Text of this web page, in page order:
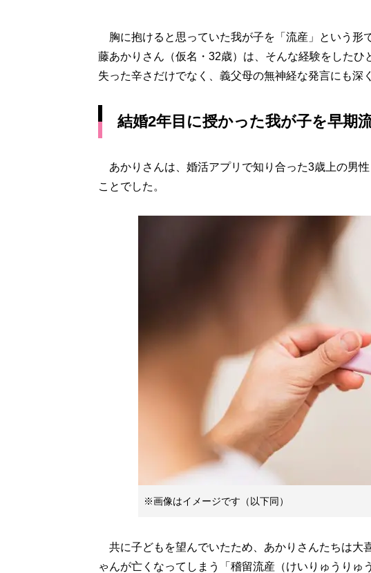
胸に抱けると思っていた我が子を「流産」という形
藤あかりさん（仮名・32歳）は、そんな経験をした
失った辛さだけでなく、義父母の無神経な発言にも深
結婚2年目に授かった我が子を早期
あかりさんは、婚活アプリで知り合った3歳上の男
ことでした。
※画像はイメージです（以下同）
共に子どもを望んでいたため、あかりさんたちは大
ゃんが亡くなってしまう「稽留流産（けいりゅうり